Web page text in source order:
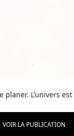
planer. L’univers
VOIR LA PUBLICATION